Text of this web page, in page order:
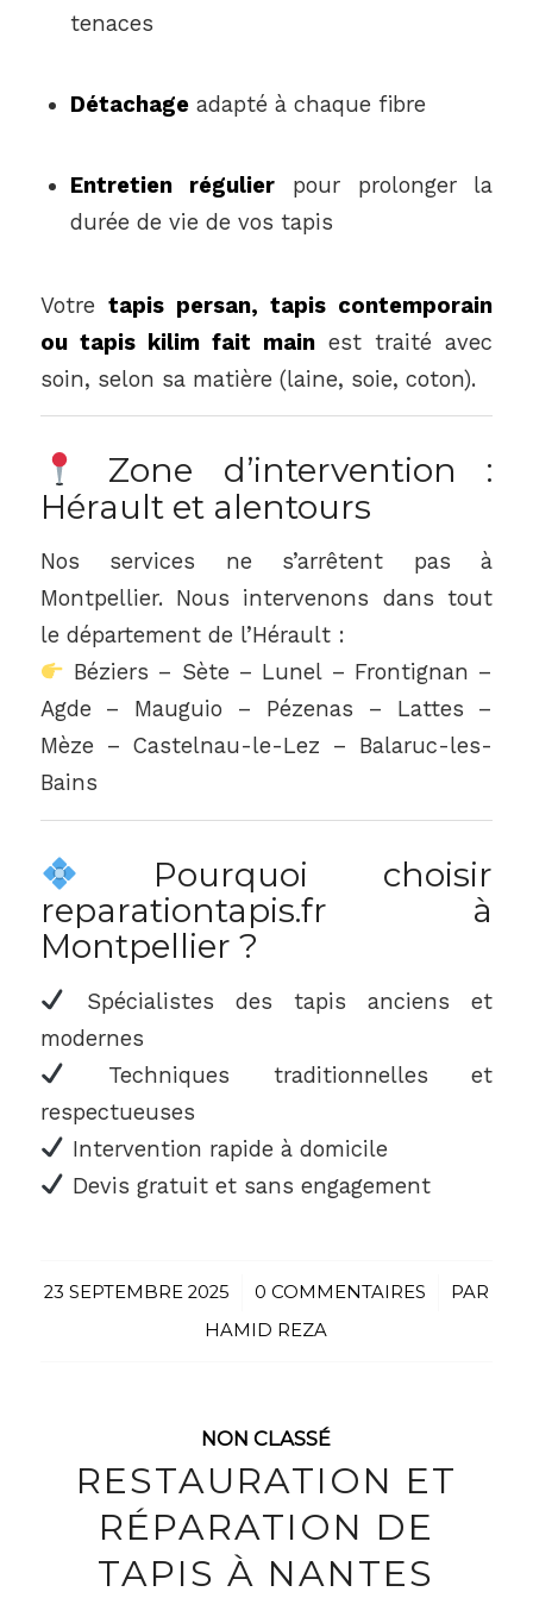
tenaces
Détachageadapté à chaque fibre
Entretien régulierpour prolonger la
durée de vie de vos tapis
Votre tapis persan, tapis contemporain
ou tapis kilim fait main est traité avec
soin, selon sa matière (laine, soie, coton).
Zone d’intervention :
Hérault et alentours
Nos services ne s’arrêtent pas à
Montpellier. Nous intervenons dans tout
le département de l’Hérault :
Béziers – Sète – Lunel – Frontignan –
Agde – Mauguio – Pézenas – Lattes –
Mèze – Castelnau-le-Lez – Balaruc-les-
Bains
Pourquoi choisir
reparationtapis.fr à
Montpellier ?
Spécialistes des tapis anciens et
modernes
Techniques traditionnelles et
respectueuses
Intervention rapide à domicile
Devis gratuit et sans engagement
23 SEPTEMBRE 2025
/ 0 COMMENTAIRES
/
PAR
HAMID REZA
NON CLASSÉ
RESTAURATION ET
RÉPARATION DE
TAPIS À NANTES